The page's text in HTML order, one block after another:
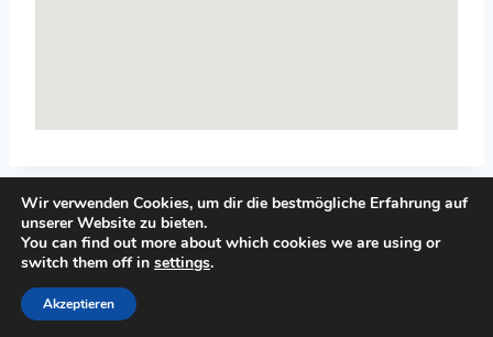
© 2026 Top-Systemisches-Coaching.de
Wir verwenden Cookies, um dir die bestmögliche Erfahrung auf
unserer Website zu bieten.
You can find out more about which cookies we are using or
switch them off in settings.
Akzeptieren